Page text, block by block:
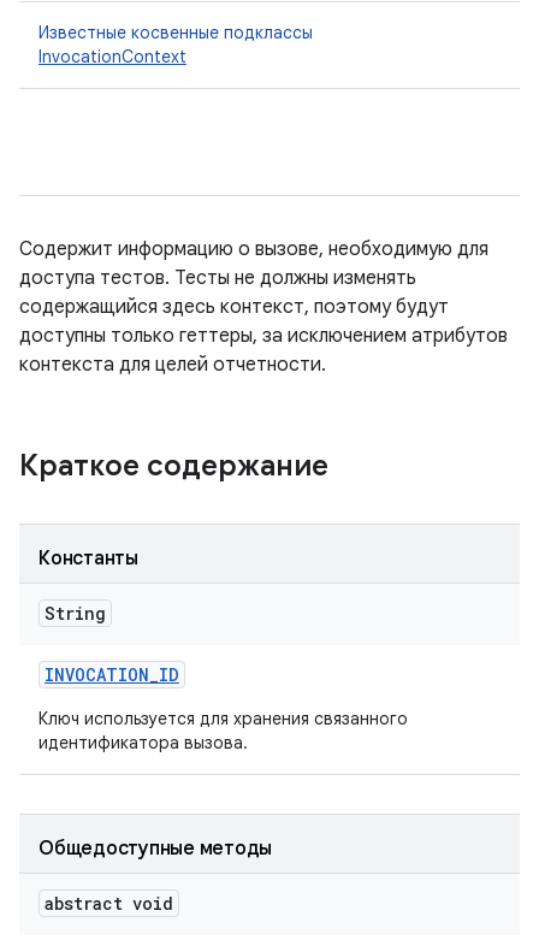
Известные косвенные подклассы
InvocationContext
Содержит информацию о вызове, необходимую для
доступа тестов. Тесты не должны изменять
содержащийся здесь контекст, поэтому будут
доступны только геттеры, за исключением атрибутов
контекста для целей отчетности.
Краткое содержание
Константы
String
INVOCATION_ID
Ключ используется для хранения связанного
идентификатора вызова.
Общедоступные методы
abstract void